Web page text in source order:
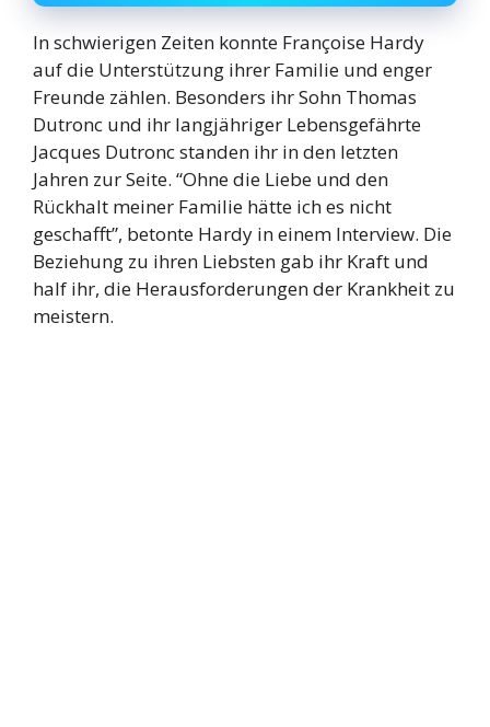
In schwierigen Zeiten konnte Françoise Hardy
auf die Unterstützung ihrer Familie und enger
Freunde zählen. Besonders ihr Sohn Thomas
Dutronc und ihr langjähriger Lebensgefährte
Jacques Dutronc standen ihr in den letzten
Jahren zur Seite. “Ohne die Liebe und den
Rückhalt meiner Familie hätte ich es nicht
geschafft”, betonte Hardy in einem Interview. Die
Beziehung zu ihren Liebsten gab ihr Kraft und
half ihr, die Herausforderungen der Krankheit zu
meistern.